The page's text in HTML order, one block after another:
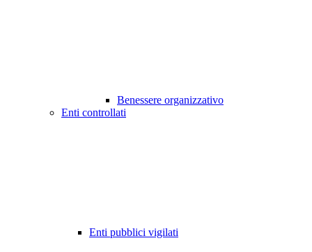
Benessere organizzativo
Enti controllati
Enti pubblici vigilati